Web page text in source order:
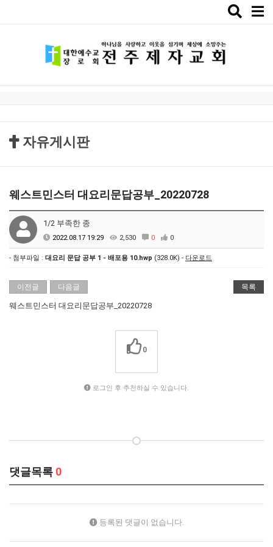
Toggle
자유게시판
웨스트민스터 대요리문답공부_20220728
1/2 부족한 종
2022.08.17 19:29 2,530 0 0
- 첨부파일 : 대요리 문답 공부 1 - 배포용 10.hwp (328.0K) - 다운로드
이전글 다음글 목록
웨스트민스터 대요리문답공부_20220728
0
로그인 후 추천하실 수 있습니다.
댓글목록 0
등록된 댓글이 없습니다.